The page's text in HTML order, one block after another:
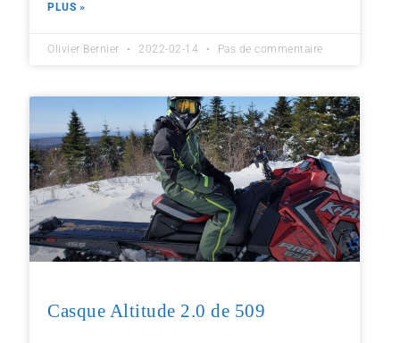
PLUS »
Olivier Bernier 2022-02-14 Pas de commentaire
Casque Altitude 2.0 de 509